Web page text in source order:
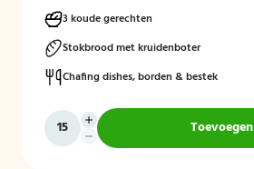
3 koude gerechten
Stokbrood met kruidenboter
Chafing dishes, borden & bestek
Toevoegen